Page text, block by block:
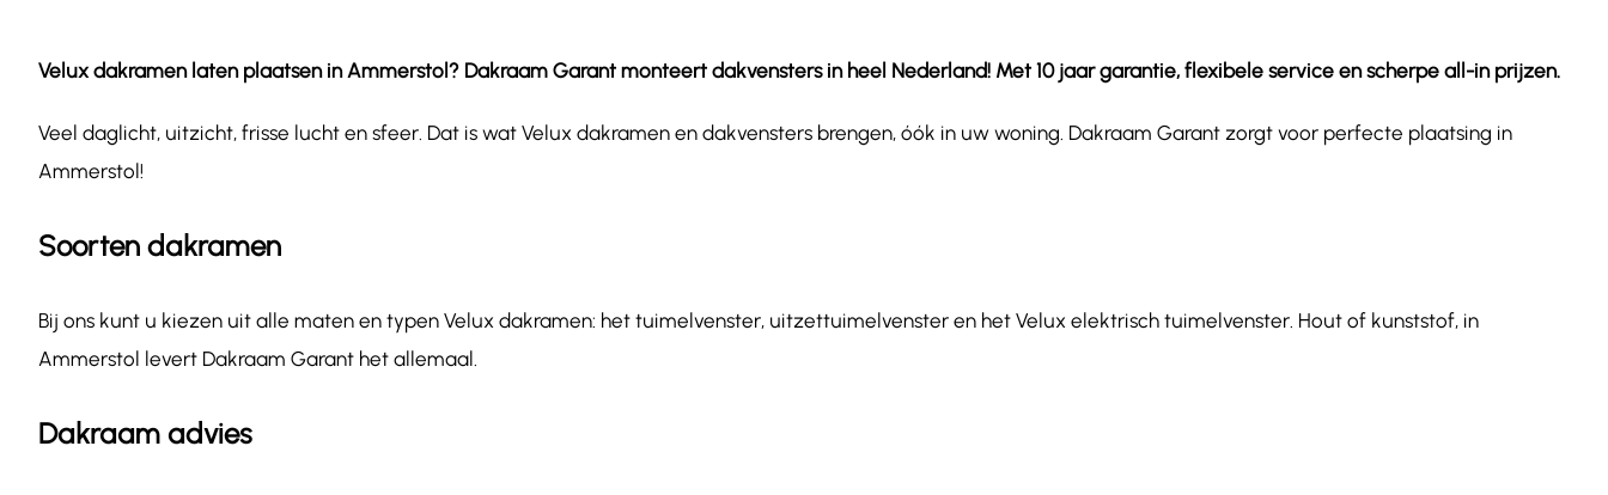
Velux dakramen laten plaatsen in Ammerstol? Dakraam Garant monteert dakvensters in heel Nederland! Met 10 jaar garantie, flexibele service en scherpe all-in prijzen.
Veel daglicht, uitzicht, frisse lucht en sfeer. Dat is wat Velux dakramen en dakvensters brengen, óók in uw woning. Dakraam Garant zorgt voor perfecte plaatsing in
Ammerstol!
Soorten dakramen
Bij ons kunt u kiezen uit alle maten en typen Velux dakramen: het tuimelvenster, uitzettuimelvenster en het Velux elektrisch tuimelvenster. Hout of kunststof, in
Ammerstol levert Dakraam Garant het allemaal.
Dakraam advies